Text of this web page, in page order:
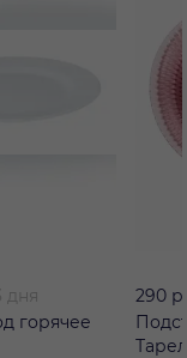
дня
горячее
290